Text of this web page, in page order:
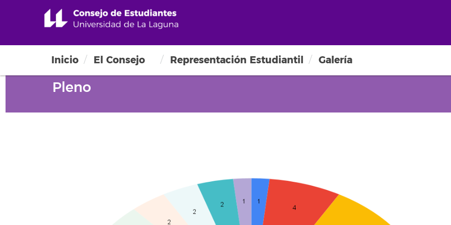
Inicio El Consejo Representación Estudiantil Galería
Pleno